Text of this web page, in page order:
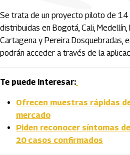
Se trata de un proyecto piloto de 14
distribuidas en Bogotá, Cali, Medellín,
Cartagena y Pereira Dosquebradas,
podrán acceder a través de la
Te puede interesar:
Ofrecen muestras rápidas
mercado
Piden reconocer síntomas
20 casos confirmados